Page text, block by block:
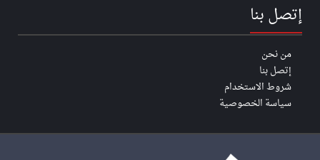
إتصل بنا
من نحن
إتصل بنا
شروط الاستخدام
سياسة الخصوصية